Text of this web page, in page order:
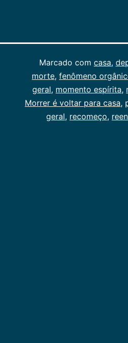
Categorizado
como
Publicogeral
Marcado com casa,
morte, fenômeno
geral, momento espírita,
Morrer é voltar para casa,
geral, recomeço,